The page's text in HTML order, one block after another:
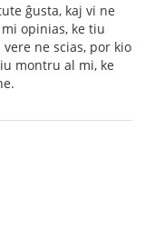
ĝusta, kaj vi ne
opinias, ke tiu
ne scias, por kio
montru al mi, ke